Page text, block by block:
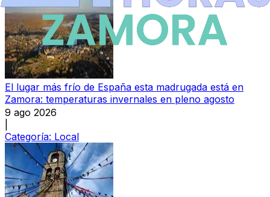
El lugar más frío de España esta madrugada está en
Zamora: temperaturas invernales en pleno agosto
9 ago 2026
Categoría: Local